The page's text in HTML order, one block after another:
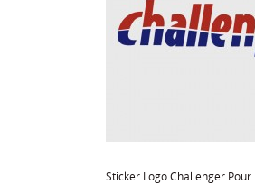
Sticker Logo Challenger Pour